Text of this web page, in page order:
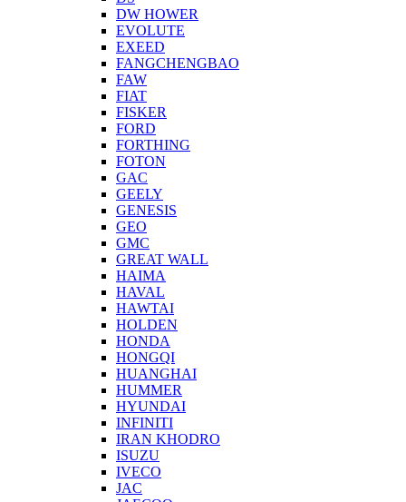
DW HOWER
EVOLUTE
EXEED
FANGCHENGBAO
FAW
FIAT
FISKER
FORD
FORTHING
FOTON
GAC
GEELY
GENESIS
GEO
GMC
GREAT WALL
HAIMA
HAVAL
HAWTAI
HOLDEN
HONDA
HONGQI
HUANGHAI
HUMMER
HYUNDAI
INFINITI
IRAN KHODRO
ISUZU
IVECO
JAC